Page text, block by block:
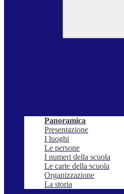
Panoramica
Presentazione
I luoghi
Le persone
I numeri della scuola
Le carte della scuola
Organizzazione
La storia